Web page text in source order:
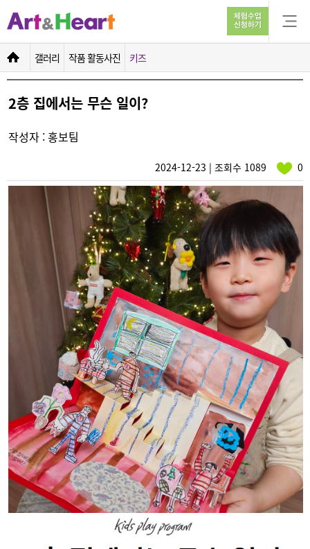
2층 집에서는 무슨 일이?
갤러리 작품 활동사진 키즈
2층 집에서는 무슨 일이?
작성자 : 홍보팀
2024-12-23 | 조회수 1089 0